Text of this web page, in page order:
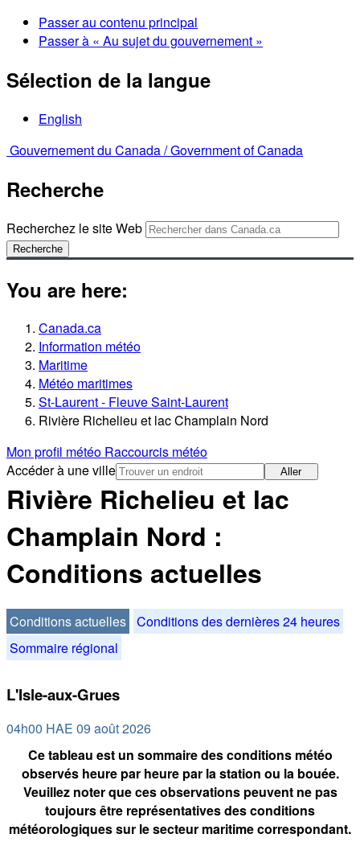
Passer au contenu principal
Passer à « Au sujet du gouvernement »
Sélection de la langue
English
Gouvernement du Canada /Government of Canada
Recherche
Recherchez le site Web
Recherche
You are here:
Canada.ca
Information météo
Maritime
Météo maritimes
St-Laurent - Fleuve Saint-Laurent
Rivière Richelieu et lac Champlain Nord
Mon profil météo Raccourcis météo
Accéder à une ville
Aller
Rivière Richelieu et lac
Champlain Nord :
Conditions actuelles
Conditions actuelles Conditions des dernières 24 heures
Sommaire régional
L'Isle-aux-Grues
04h00 HAE 09 août 2026
Ce tableau est un sommaire des conditions météo
observés heure par heure par la station ou la bouée.
Veuillez noter que ces observations peuvent ne pas
toujours être représentatives des conditions
météorologiques sur le secteur maritime correspondant.